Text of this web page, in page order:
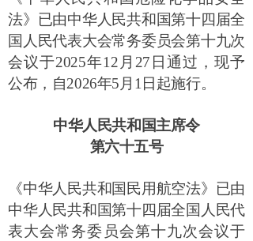
法》已由中华人民共和国第十四届全
国人民代表大会常务委员会第十九次
会议于2025年12 月 27 日通过，现予
公布，自2026年5 月 1 日起施行。
中华人民共和国主席令
第六十五号
《中华人民共和国民用航空法》已由
中华人民共和国第十四届全国人民代
表大会常务委员会第十九次会议于